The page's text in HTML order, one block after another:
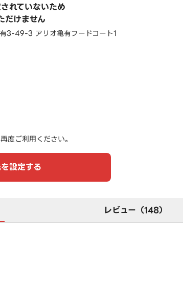
れていないため
だけません
3-49-3 アリオ亀有フードコート1
度ご利用ください。
設定する
レビュー（148）